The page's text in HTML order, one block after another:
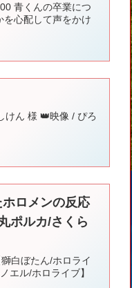
青くんの卒業につ
心配して声をかけ
けん 様 👑映像 / ぴろ
ホロメンの反応
ポルカ/さくら
白ぼたん/ホロライ
エル/ホロライブ】